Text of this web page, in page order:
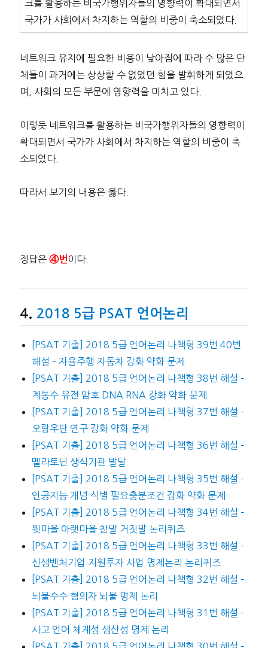
크를 활용하는 비국가행위자들의 영향력이 확대되면서
국가가 사회에서 차지하는 역할의 비중이 축소되었다.
네트워크 유지에 필요한 비용이 낮아짐에 따라 수 많은 단
체들이 과거에는 상상할 수 없었던 힘을 발휘하게 되었으
며, 사회의 모든 부문에 영향력을 미치고 있다.
이렇듯 네트워크를 활용하는 비국가행위자들의 영향력이
확대되면서 국가가 사회에서 차지하는 역할의 비중이 축
소되었다.
따라서 보기의 내용은 옳다.
정답은④번 이다.
2018 5급 PSAT 언어논리
[PSAT 기출] 2018 5급 언어논리 나책형 39번 40번
해설 – 자율주행 자동차 강화 약화 문제
[PSAT 기출] 2018 5급 언어논리 나책형 38번 해설 –
계통수 유전 암호 DNA RNA 강화 약화 문제
[PSAT 기출] 2018 5급 언어논리 나책형 37번 해설 –
오랑우탄 연구 강화 약화 문제
[PSAT 기출] 2018 5급 언어논리 나책형 36번 해설 –
멜라토닌 생식기관 발달
[PSAT 기출] 2018 5급 언어논리 나책형 35번 해설 –
인공지능 개념 식별 필요충분조건 강화 약화 문제
[PSAT 기출] 2018 5급 언어논리 나책형 34번 해설 –
윗마을 아랫마을 참말 거짓말 논리퀴즈
[PSAT 기출] 2018 5급 언어논리 나책형 33번 해설 –
신생벤처기업 지원투자 사업 명제논리 논리퀴즈
[PSAT 기출] 2018 5급 언어논리 나책형 32번 해설 –
뇌물수수 혐의자 뇌물 명제 논리
[PSAT 기출] 2018 5급 언어논리 나책형 31번 해설 –
사고 언어 체계성 생산성 명제 논리